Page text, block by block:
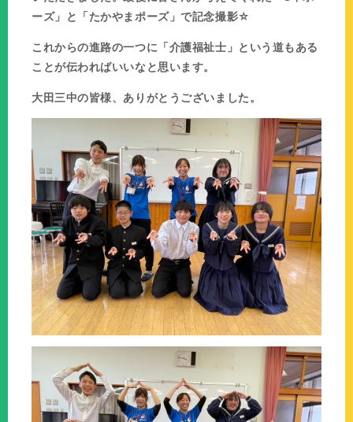
ーズ」と「たかやまポーズ」で記念撮影☆
これからの進路の一つに「介護福祉士」という道もある
ことが伝わればいいなと思います。
大田三中の皆様、ありがとうございました。